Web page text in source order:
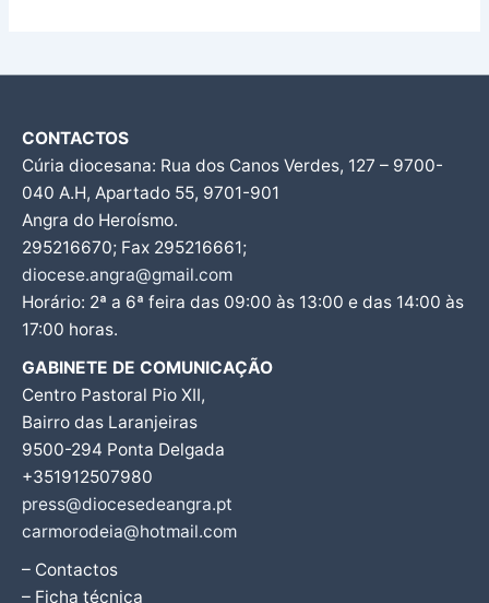
CONTACTOS
Cúria diocesana: Rua dos Canos Verdes, 127 – 9700-
040 A.H, Apartado 55, 9701-901
Angra do Heroísmo.
295216670; Fax 295216661;
diocese.angra@gmail.com
Horário: 2ª a 6ª feira das 09:00 às 13:00 e das 14:00 às
17:00 horas.
GABINETE DE COMUNICAÇÃO
Centro Pastoral Pio XII,
Bairro das Laranjeiras
9500-294 Ponta Delgada
+351912507980
press@diocesedeangra.pt
carmorodeia@hotmail.com
– Contactos
– Ficha técnica